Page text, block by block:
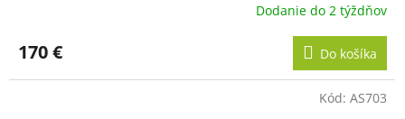
Dodanie do 2 týždňov
170 € Do košíka
Kód: AS703